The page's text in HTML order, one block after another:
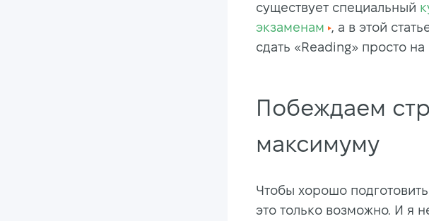
существует специальный
экзаменам
, а в этой
сдать «Reading» просто на
Побеждаем
максимуму
Чтобы хорошо
это только возможно. И я